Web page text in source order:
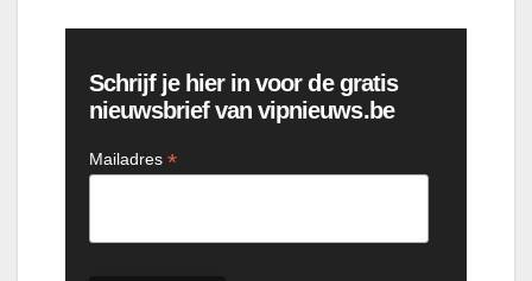
Schrijf je hier in voor de gratis
nieuwsbrief van vipnieuws.be
Mailadres *